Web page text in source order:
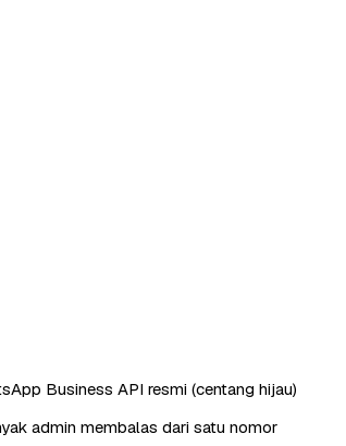
Business API resmi (centang hijau)
admin membalas dari satu nomor